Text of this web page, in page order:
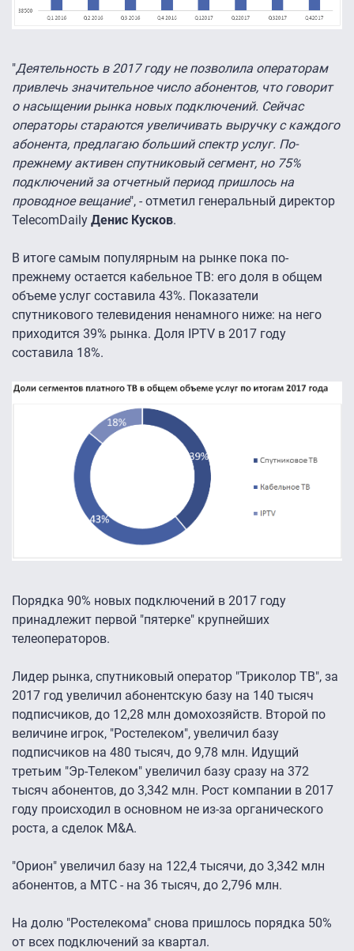
"Деятельность в 2017 году не позволила операторам
привлечь значительное число абонентов, что говорит
о насыщении рынка новых подключений. Сейчас
операторы стараются увеличивать выручку с каждого
абонента, предлагаю больший спектр услуг. По-
прежнему активен спутниковый сегмент, но 75%
подключений за отчетный период пришлось на
проводное вещание", - отметил генеральный директор
TelecomDaily Денис Кусков.
В итоге самым популярным на рынке пока по-
прежнему остается кабельное ТВ: его доля в общем
объеме услуг составила 43%. Показатели
спутникового телевидения ненамного ниже: на него
приходится 39% рынка. Доля IPTV в 2017 году
составила 18%.
Порядка 90% новых подключений в 2017 году
принадлежит первой "пятерке" крупнейших
телеоператоров.
Лидер рынка, спутниковый оператор "Триколор ТВ", за
2017 год увеличил абонентскую базу на 140 тысяч
подписчиков, до 12,28 млн домохозяйств. Второй по
величине игрок, "Ростелеком", увеличил базу
подписчиков на 480 тысяч, до 9,78 млн. Идущий
третьим "Эр-Телеком" увеличил базу сразу на 372
тысяч абонентов, до 3,342 млн. Рост компании в 2017
году происходил в основном не из-за органического
роста, а сделок M&A.
"Орион" увеличил базу на 122,4 тысячи, до 3,342 млн
абонентов, а МТС - на 36 тысяч, до 2,796 млн.
На долю "Ростелекома" снова пришлось порядка 50%
от всех подключений за квартал.